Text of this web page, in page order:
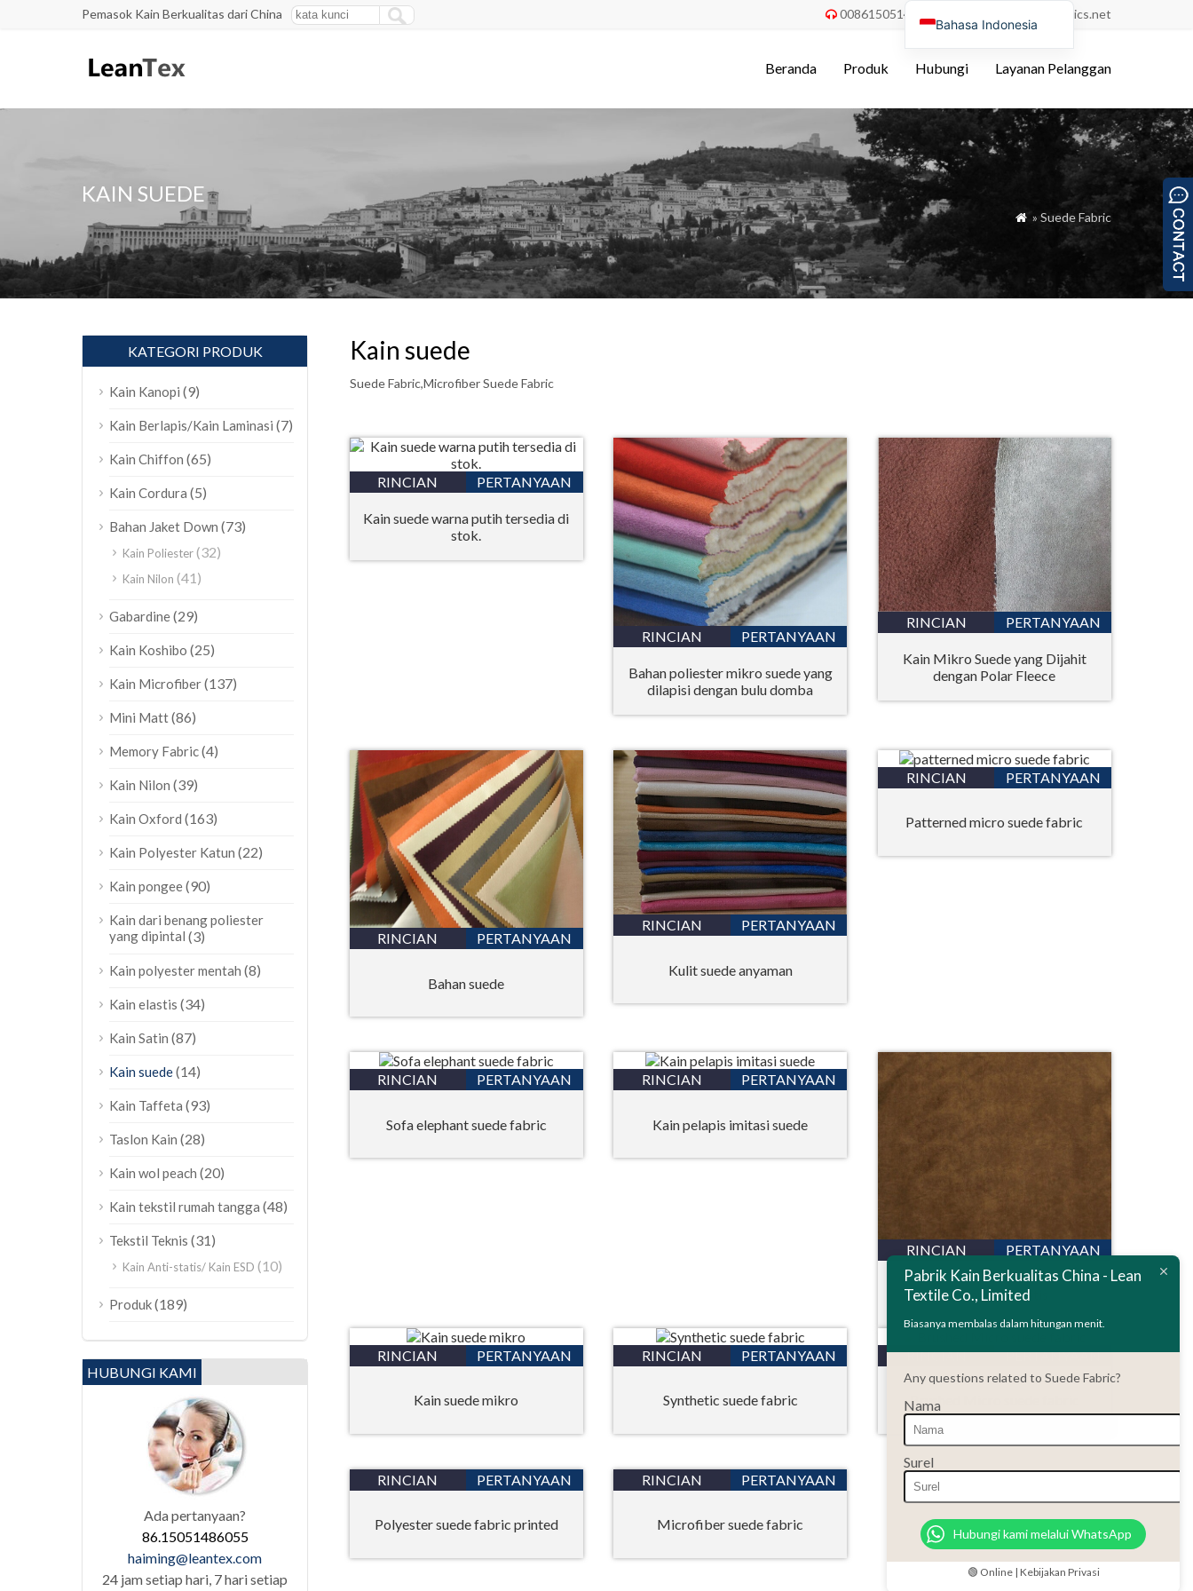
Pemasok Kain Berkualitas dari China  008615051486055 order@china-fabrics.net
Beranda Produk Hubungi Layanan Pelanggan
KAIN SUEDE
 » Suede Fabric
Kain suede
Suede Fabric,Microfiber Suede Fabric
RINCIAN PERTANYAAN
Kain suede warna putih tersedia di
stok.
RINCIAN PERTANYAAN
Bahan poliester mikro suede yang
dilapisi dengan bulu domba
RINCIAN PERTANYAAN
Kain Mikro Suede yang Dijahit
dengan Polar Fleece
RINCIAN PERTANYAAN
Bahan suede
RINCIAN PERTANYAAN
Kulit suede anyaman
RINCIAN PERTANYAAN
Patterned micro suede fabric
RINCIAN PERTANYAAN
Sofa elephant suede fabric
RINCIAN PERTANYAAN
Kain pelapis imitasi suede
RINCIAN PERTANYAAN
Kain suede elastis
RINCIAN PERTANYAAN
Kain suede mikro
RINCIAN PERTANYAAN
Synthetic suede fabric
RINCIAN PERTANYAAN
Brushed Micro suede fabric
RINCIAN PERTANYAAN
Polyester suede fabric printed
RINCIAN PERTANYAAN
Microfiber suede fabric
KATEGORI PRODUK
Kain Kanopi (9)
Kain Berlapis/Kain Laminasi (7)
Kain Chiffon (65)
Kain Cordura (5)
Bahan Jaket Down (73)
Kain Poliester(32)
Kain Nilon (41)
Gabardine(29)
Kain Koshibo (25)
Kain Microfiber(137)
Mini Matt(86)
Memory Fabric(4)
Kain Nilon (39)
Kain Oxford (163)
Kain Polyester Katun (22)
Kain pongee(90)
Kain dari benang poliester
yang dipintal (3)
Kain polyester mentah (8)
Kain elastis (34)
Kain Satin (87)
Kain suede(14)
Kain Taffeta (93)
Taslon Kain (28)
Kain wol peach (20)
Kain tekstil rumah tangga (48)
Tekstil Teknis (31)
Kain Anti-statis/ Kain ESD (10)
Produk(189)
HUBUNGI KAMI
Ada pertanyaan?
86.15051486055
haiming@leantex.com
24 jam setiap hari, 7 hari setiap
Pabrik Kain Berkualitas China - Lean
Textile Co., Limited
Biasanya membalas dalam hitungan menit.
Any questions related to Suede Fabric?
Nama
Surel
Hubungi kami melalui WhatsApp
🟢 Online | Kebijakan Privasi
Bahasa Indonesia
Deutsch
Français
Italiano
Español
Русский
Türkçe
ไทย